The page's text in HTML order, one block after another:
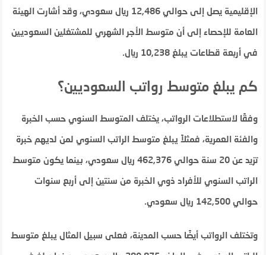
الإقليمية يصل إلى حوالي 12,486 ريال سعودي، وقد أشارت الهيئة
العامة للإحصاء إلى أن متوسط الأجر الشهري للمشتغلين السعوديين
في أربعة قطاعات يبلغ 10,238 ريال​​​​.
كم يبلغ متوسط رواتب السعوديين؟
وفقًا لاستطلاعات الرواتب، يختلف المتوسط السنوي حسب الخبرة
والفئة العمرية، فمثلاً يبلغ متوسط الراتب السنوي لمن لديهم خبرة
تزيد عن 20 سنة حوالي 462,376 ريال سعودي، بينما يكون متوسط
الراتب السنوي للأفراد ذوي الخبرة من سنتين إلى أربع سنوات
حوالي 142,500 ريال سعودي.
وتختلف الرواتب أيضًا حسب المدينة، فعلى سبيل المثال يبلغ متوسط